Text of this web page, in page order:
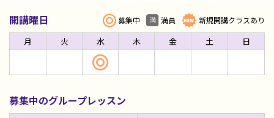
開講曜日 募集中 満員 新規開講クラスあり
月 火 水 木 金 土 日
募集中のグループレッスン